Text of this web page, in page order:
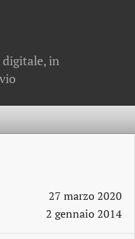
in
27 marzo 2020
2 gennaio 2014